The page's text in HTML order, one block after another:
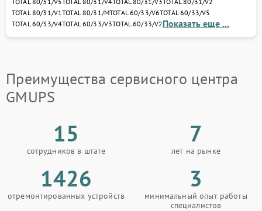
диагностику, устраним неисправности и
восстановим ваш ИБП или стабилизатор с
гарантией качества.
TOTAL 80/31/V1TOTAL 80/31/MTOTAL 60/33/V6TOTAL 60/33/V5
TOTAL 60/33/V4TOTAL 60/33/V3TOTAL 60/33/V2Показать еще ...
Преимущества сервисного центра
GMUPS
15
сотрудников в штате
7
лет на рынке
1426
отремонтированных устройств
3
минимальный опыт работы
специалистов